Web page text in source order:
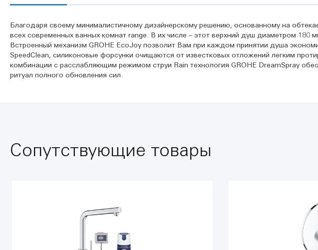
Благодаря своему минималистичному дизайнерскому решению, основанному на
всех современных ванных комнат range. В их числе – этот верхний душ диаметром
Встроенный механизм GROHE EcoJoy позволит Вам при каждом принятии душа
SpeedClean, силиконовые форсунки очищаются от известковых отложений легким
комбинации с расслабляющим режимом струи Rain технология GROHE DreamSpray
ритуал полного обновления сил.
Сопутствующие товары